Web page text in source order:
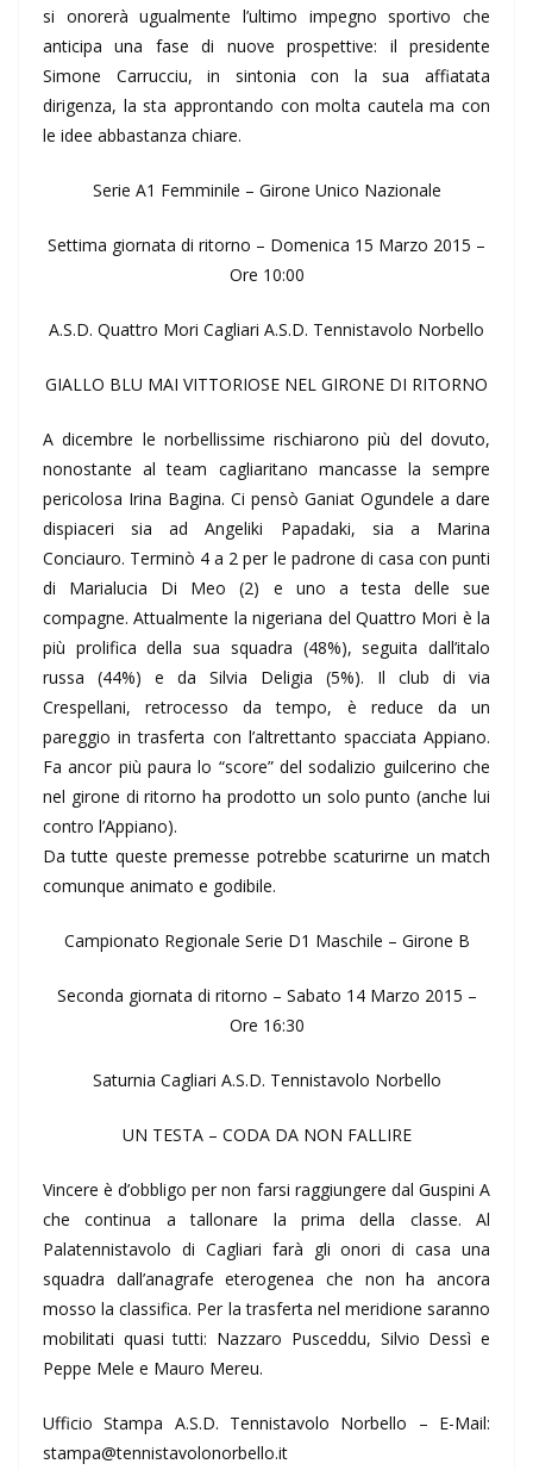
si onorerà ugualmente l’ultimo impegno sportivo che
anticipa una fase di nuove prospettive: il presidente
Simone Carrucciu, in sintonia con la sua affiatata
dirigenza, la sta approntando con molta cautela ma con
le idee abbastanza chiare.
Serie A1 Femminile – Girone Unico Nazionale
Settima giornata di ritorno – Domenica 15 Marzo 2015 –
Ore 10:00
A.S.D. Quattro Mori Cagliari A.S.D. Tennistavolo Norbello
GIALLO BLU MAI VITTORIOSE NEL GIRONE DI RITORNO
A dicembre le norbellissime rischiarono più del dovuto,
nonostante al team cagliaritano mancasse la sempre
pericolosa Irina Bagina. Ci pensò Ganiat Ogundele a dare
dispiaceri sia ad Angeliki Papadaki, sia a Marina
Conciauro. Terminò 4 a 2 per le padrone di casa con punti
di Marialucia Di Meo (2) e uno a testa delle sue
compagne. Attualmente la nigeriana del Quattro Mori è la
più prolifica della sua squadra (48%), seguita dall’italo
russa (44%) e da Silvia Deligia (5%). Il club di via
Crespellani, retrocesso da tempo, è reduce da un
pareggio in trasferta con l’altrettanto spacciata Appiano.
Fa ancor più paura lo “score” del sodalizio guilcerino che
nel girone di ritorno ha prodotto un solo punto (anche lui
contro l’Appiano).
Da tutte queste premesse potrebbe scaturirne un match
comunque animato e godibile.
Campionato Regionale Serie D1 Maschile – Girone B
Seconda giornata di ritorno – Sabato 14 Marzo 2015 –
Ore 16:30
Saturnia Cagliari A.S.D. Tennistavolo Norbello
UN TESTA – CODA DA NON FALLIRE
Vincere è d’obbligo per non farsi raggiungere dal Guspini A
che continua a tallonare la prima della classe. Al
Palatennistavolo di Cagliari farà gli onori di casa una
squadra dall’anagrafe eterogenea che non ha ancora
mosso la classifica. Per la trasferta nel meridione saranno
mobilitati quasi tutti: Nazzaro Pusceddu, Silvio Dessì e
Peppe Mele e Mauro Mereu.
Ufficio Stampa A.S.D. Tennistavolo Norbello – E-Mail:
stampa@tennistavolonorbello.it